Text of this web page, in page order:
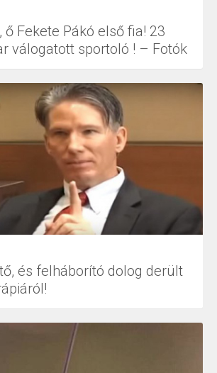
Fekete Pákó első fia! 23
válogatott sportoló ! – Fotók
és felháborító dolog derült